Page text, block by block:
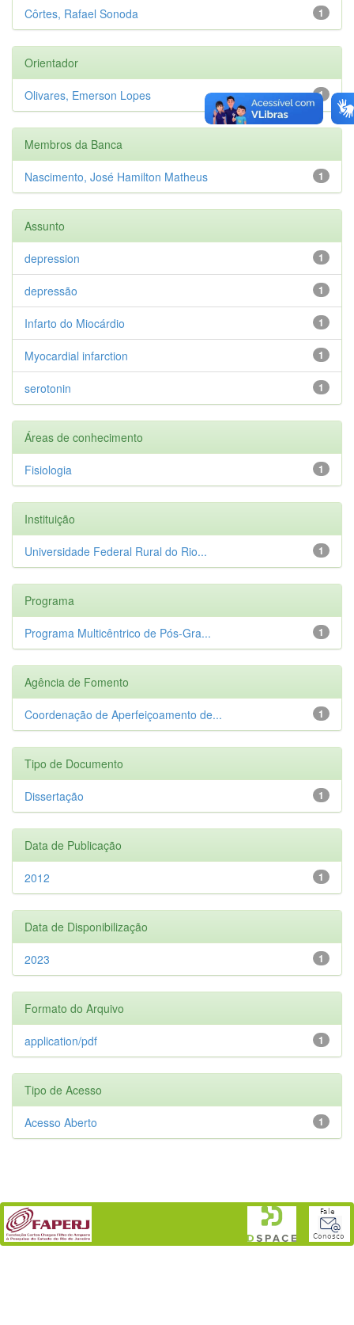
1
Côrtes, Rafael Sonoda
Orientador
1
Olivares, Emerson Lopes
Membros da Banca
1
Nascimento, José Hamilton Matheus
Assunto
1
depression
1
depressão
1
Infarto do Miocárdio
1
Myocardial infarction
1
serotonin
Áreas de conhecimento
1
Fisiologia
Instituição
1
Universidade Federal Rural do Rio...
Programa
1
Programa Multicêntrico de Pós-Gra...
Agência de Fomento
1
Coordenação de Aperfeiçoamento de...
Tipo de Documento
1
Dissertação
Data de Publicação
1
2012
Data de Disponibilização
1
2023
Formato do Arquivo
1
application/pdf
Tipo de Acesso
1
Acesso Aberto